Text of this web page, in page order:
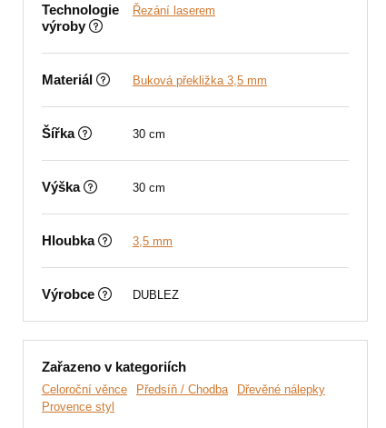
Technologie
výroby
Řezání laserem
Materiál Buková překližka 3,5 mm
Šířka 30 cm
Výška 30 cm
Hloubka 3,5 mm
Výrobce DUBLEZ
Zařazeno v kategoriích
Celoroční věnce Předsíň / Chodba
Dřevěné nálepky
Provence styl